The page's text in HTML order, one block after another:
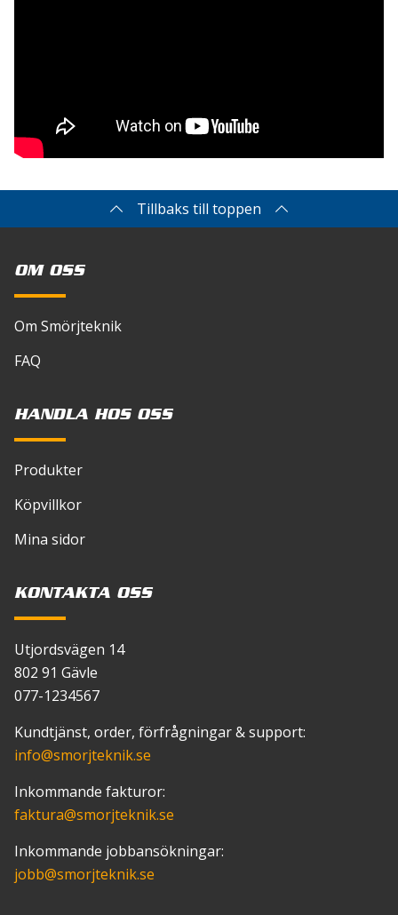
Tillbaks till toppen
OM OSS
Om Smörjteknik
FAQ
HANDLA HOS OSS
Produkter
Köpvillkor
Mina sidor
KONTAKTA OSS
Utjordsvägen 14
802 91 Gävle
077-1234567
Kundtjänst, order, förfrågningar & support:
info@smorjteknik.se
Inkommande fakturor:
faktura@smorjteknik.se
Inkommande jobbansökningar:
jobb@smorjteknik.se